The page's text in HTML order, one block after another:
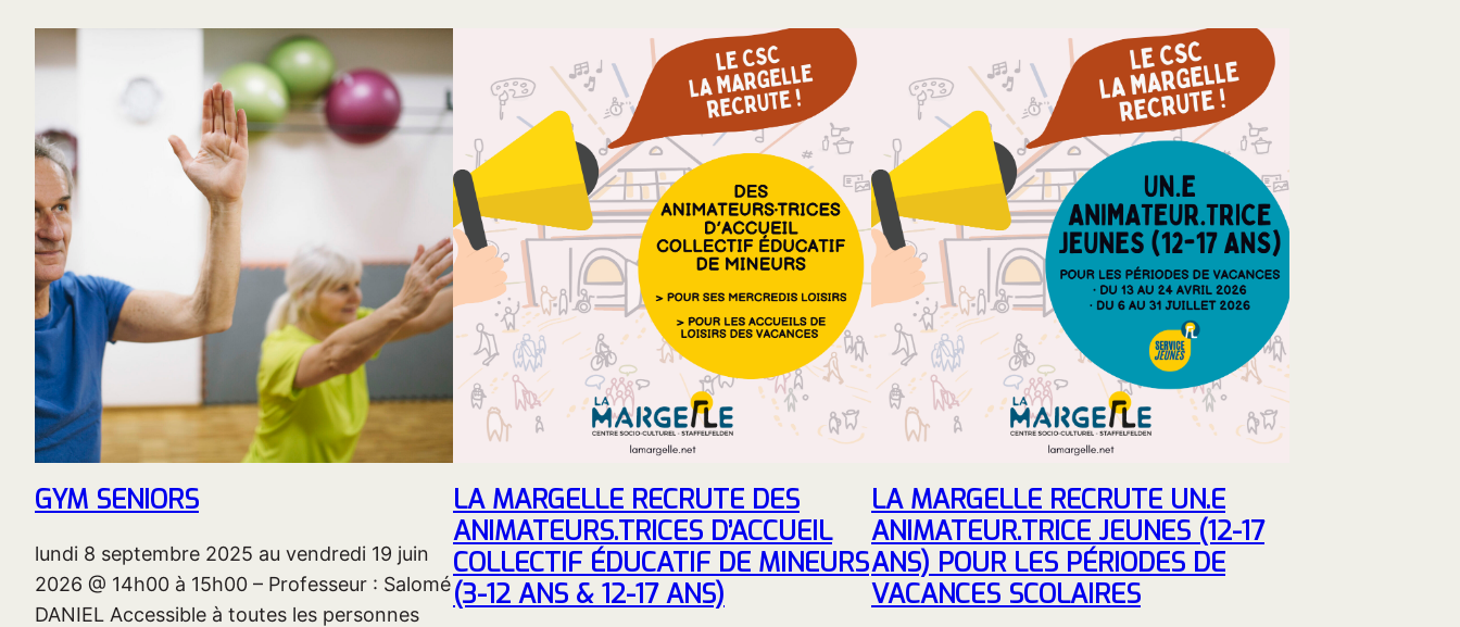
GYM SENIORS
lundi 8 septembre 2025 au vendredi 19 juin
2026 @ 14h00 à 15h00 – Professeur : Salomé
DANIEL Accessible à toutes les personnes
LA MARGELLE RECRUTE DES
ANIMATEURS.TRICES D’ACCUEIL
COLLECTIF ÉDUCATIF DE MINEURS
(3-12 ANS & 12-17 ANS)
LA MARGELLE RECRUTE UN.E
ANIMATEUR.TRICE JEUNES (12-17
ANS) POUR LES PÉRIODES DE
VACANCES SCOLAIRES